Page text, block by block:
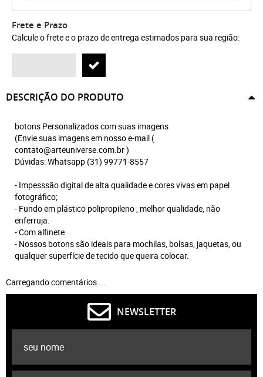
Frete e Prazo
Calcule o frete e o prazo de entrega estimados para sua região:
DESCRIÇÃO DO PRODUTO
botons Personalizados com suas imagens
(Envie suas imagens em nosso e-mail (
contato@arteuniverse.com.br )
Dúvidas: Whatsapp (31) 99771-8557
- Impesssão digital de alta qualidade e cores vivas em papel
fotográfico;
- Fundo em plástico polipropileno , melhor qualidade, não
enferruja.
- Com alfinete
- Nossos botons são ideais para mochilas, bolsas, jaquetas, ou
qualquer superfície de tecido que queira colocar.
Carregando comentários ...
NEWSLETTER